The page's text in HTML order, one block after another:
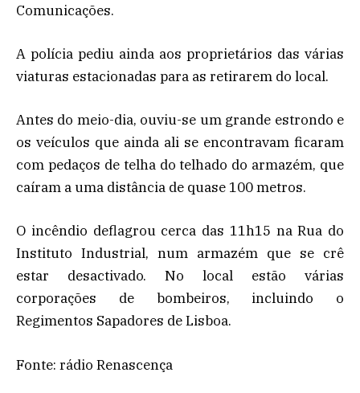
Comunicações.
A polícia pediu ainda aos proprietários das várias
viaturas estacionadas para as retirarem do local.
Antes do meio-dia, ouviu-se um grande estrondo e
os veículos que ainda ali se encontravam ficaram
com pedaços de telha do telhado do armazém, que
caíram a uma distância de quase 100 metros.
O incêndio deflagrou cerca das 11h15 na Rua do
Instituto Industrial, num armazém que se crê
estar desactivado. No local estão várias
corporações de bombeiros, incluindo o
Regimentos Sapadores de Lisboa.
Fonte: rádio Renascença